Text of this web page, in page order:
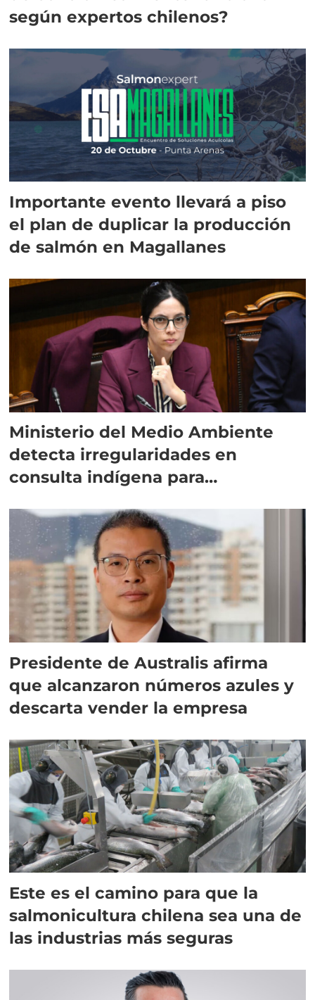
según expertos chilenos?
Importante evento llevará a piso
el plan de duplicar la producción
de salmón en Magallanes
Ministerio del Medio Ambiente
detecta irregularidades en
consulta indígena para
Presidente de Australis afirma
que alcanzaron números azules y
descarta vender la empresa
Este es el camino para que la
salmonicultura chilena sea una de
las industrias más seguras